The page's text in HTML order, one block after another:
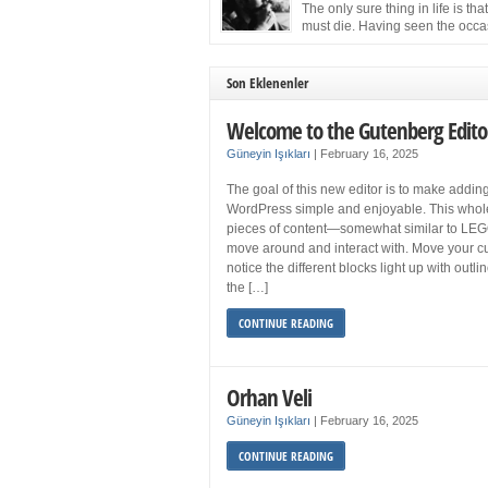
and still feel fatigued when your […]
The only sure thing in life is that
must die. Having seen the
the Cuban Revolution would succumb to that
Son Eklenenler
Welcome to the Gutenberg
Güneyin Işıkları February 16, 2025
The goal of this new editor is to make
WordPress simple and enjoyable. This
pieces of content—somewhat similar to
move around and interact with. Move your
notice the different blocks light up with
the […]
CONTINUE READING
Orhan Veli
Güneyin Işıkları February 16, 2025
CONTINUE READING